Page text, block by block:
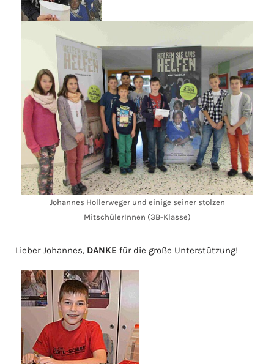
Johannes Hollerweger und einige seiner stolzen
MitschülerInnen (3B-Klasse)
Lieber Johannes, DANKE für die große Unterstützung!